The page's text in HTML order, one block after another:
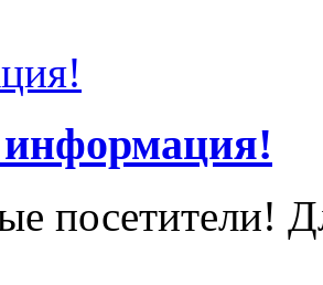
посетители!